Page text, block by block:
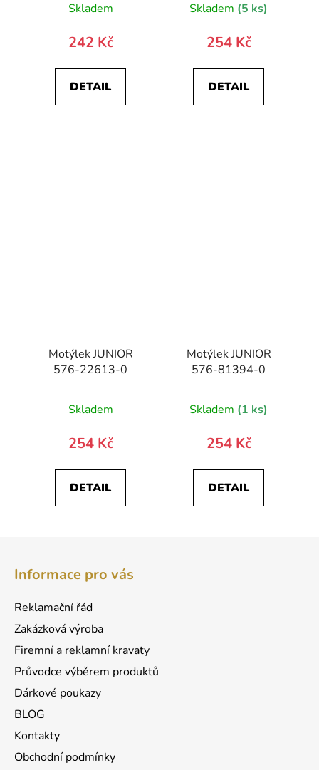
Skladem
242 Kč
DETAIL
Skladem (5 ks)
254 Kč
DETAIL
Motýlek JUNIOR
576-22613-0
Skladem
254 Kč
DETAIL
Motýlek JUNIOR
576-81394-0
Skladem (1 ks)
254 Kč
DETAIL
Informace pro vás
Reklamační řád
Zakázková výroba
Firemní a reklamní kravaty
Průvodce výběrem produktů
Dárkové poukazy
BLOG
Kontakty
Obchodní podmínky